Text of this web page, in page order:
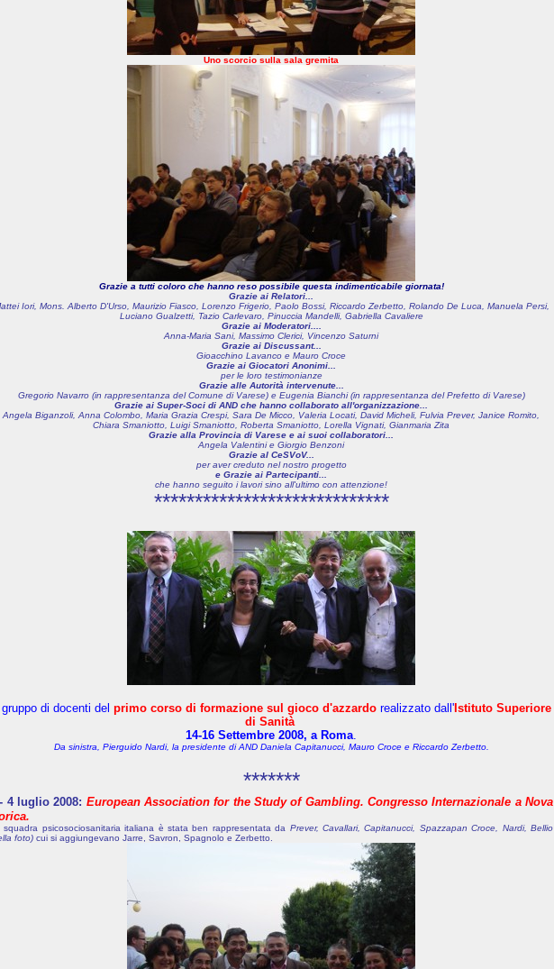
Uno scorcio sulla sala gremita
Grazie a tutti coloro che hanno reso possibile questa indimenticabile giornata!
Grazie ai Relatori...
Iori, Mons. Alberto D'Urso, Maurizio Fiasco, Lorenzo Frigerio, Paolo Bossi, Riccardo Zerbetto, Rolando De Luca, Manuela Persi,
Luciano Gualzetti, Tazio Carlevaro, Pinuccia Mandelli, Gabriella Cavaliere
Grazie ai Moderatori....
Anna-Maria Sani, Massimo Clerici, Vincenzo Saturni
Grazie ai Discussant...
Gioacchino Lavanco e Mauro Croce
Grazie ai Giocatori Anonimi...
per le loro testimonianze
Grazie alle Autorità intervenute...
Gregorio Navarro (in rappresentanza del Comune di Varese) e Eugenia Bianchi (in rappresentanza del Prefetto di Varese)
Grazie ai Super-Soci di AND che hanno collaborato all'organizzazione...
Angela Biganzoli, Anna Colombo, Maria Grazia Crespi, Sara De Micco, Valeria Locati, David Micheli, Fulvia Prever, Janice Romito,
Chiara Smaniotto, Luigi Smaniotto, Roberta Smaniotto, Lorella Vignati, Gianmaria Zita
Grazie alla Provincia di Varese e ai suoi collaboratori...
Angela Valentini e Giorgio Benzoni
Grazie al CeSVoV...
per aver creduto nel nostro progetto
e Grazie ai Partecipanti...
che hanno seguito i lavori sino all'ultimo con attenzione!
*****************************
di docenti del primo corso di formazione sul gioco d'azzardorealizzato dall'Istituto Superiore
di Sanità
14-16 Settembre 2008, a Roma.
Da sinistra, Pierguido Nardi, la presidente di AND Daniela Capitanucci, Mauro Croce e Riccardo Zerbetto.
*******
4 luglio 2008: European Association for the Study of Gambling. Congresso Internazionale a Nova
squadra psicosociosanitaria italiana è stata ben rappresentata da Prever, Cavallari, Capitanucci, Spazzapan Croce, Nardi, Bellio
foto) cui si aggiungevano Jarre, Savron, Spagnolo e Zerbetto.